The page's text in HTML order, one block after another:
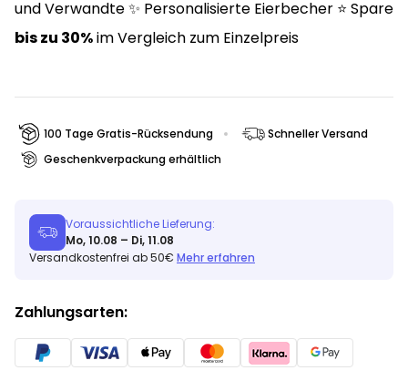
und Verwandte ✨ Personalisierte Eierbecher ⭐ Spare
bis zu 30%im Vergleich zum Einzelpreis
100 Tage Gratis-Rücksendung
Schneller Versand
Geschenkverpackung erhältlich
Voraussichtliche Lieferung:
Mo, 10.08 – Di, 11.08
Versandkostenfrei ab 50€ Mehr erfahren
Zahlungsarten: